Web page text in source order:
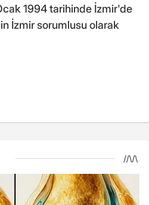
1994 tarihinde İzmir'de
İzmir sorumlusu olarak